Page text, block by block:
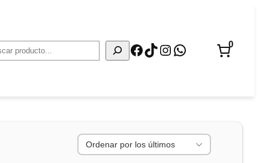
Facebook
TikTok
Instagram
WhatsApp
0